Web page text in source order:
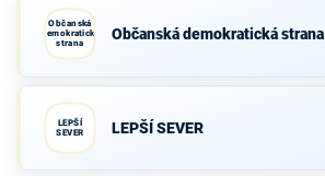
Občanská
demokratická
strana
Občanská demokratická strana
LEPŠÍ
SEVER
LEPŠÍ SEVER